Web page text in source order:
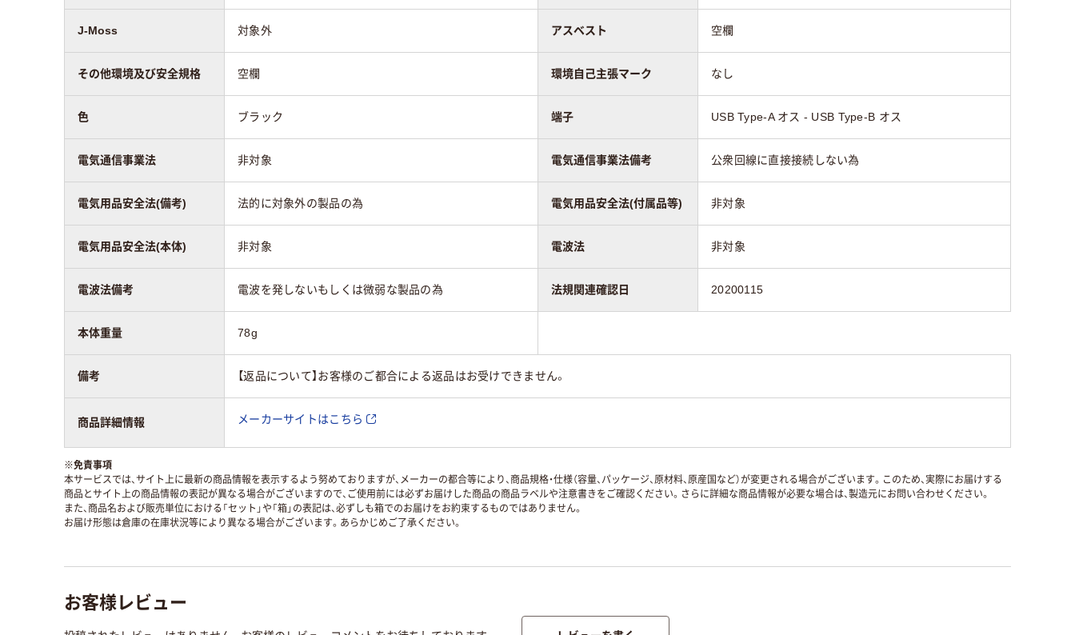
J-Moss 対象外 アスベスト 空欄
その他環境及び安全規格 空欄 環境自己主張マーク なし
色 ブラック 端子 USB Type-A オス - USB Type-B オス
電気通信事業法 非対象 電気通信事業法備考 公衆回線に直接接続しない為
電気用品安全法(備考) 法的に対象外の製品の為 電気用品安全法(付属品等) 非対象
電気用品安全法(本体) 非対象 電波法 非対象
電波法備考 電波を発しないもしくは微弱な製品の為 法規関連確認日 20200115
本体重量 78g
備考 【返品について】お客様のご都合による返品はお受けできません。
商品詳細情報 メーカーサイトはこちら
※免責事項
本サービスでは、サイト上に最新の商品情報を表示するよう努めておりますが、メーカーの都合等により、商品規格・仕様（容量、パッケージ、原材料、原産国など）が変更される場合がございます。このため、実際にお届けする
商品とサイト上の商品情報の表記が異なる場合がございますので、ご使用前には必ずお届けした商品の商品ラベルや注意書きをご確認ください。さらに詳細な商品情報が必要な場合は、製造元にお問い合わせください。
また、商品名および販売単位における「セット」や「箱」の表記は、必ずしも箱でのお届けをお約束するものではありません。
お届け形態は倉庫の在庫状況等により異なる場合がございます。あらかじめご了承ください。
お客様レビュー